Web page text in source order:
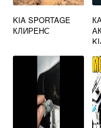
KIA SPORTAGE
КЛИРЕНС